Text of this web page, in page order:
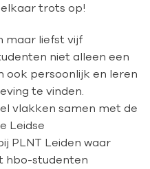
trots op!
maar liefst vijf
niet alleen een
ook persoonlijk en leren
te vinden.
vlakken samen met de
Leidse
PLNT Leiden waar
hbo-studenten